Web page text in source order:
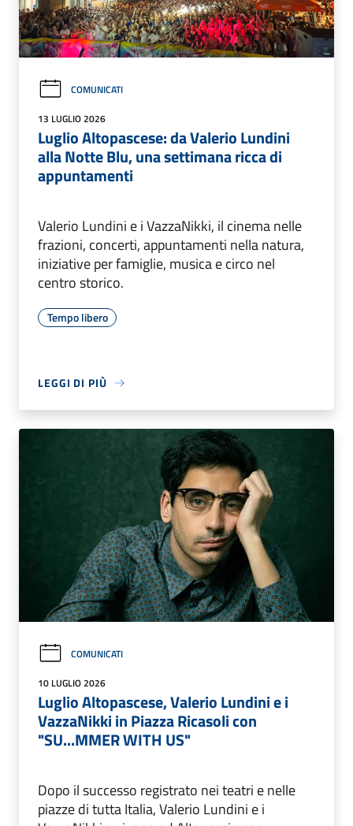
COMUNICATI
13 LUGLIO 2026
Luglio Altopascese: da Valerio Lundini
alla Notte Blu, una settimana ricca di
appuntamenti
Valerio Lundini e i VazzaNikki, il cinema nelle
frazioni, concerti, appuntamenti nella natura,
iniziative per famiglie, musica e circo nel
centro storico.
Tempo libero
LEGGI DI PIÙ
COMUNICATI
10 LUGLIO 2026
Luglio Altopascese, Valerio Lundini e i
VazzaNikki in Piazza Ricasoli con
"SU...MMER WITH US"
Dopo il successo registrato nei teatri e nelle
piazze di tutta Italia, Valerio Lundini e i